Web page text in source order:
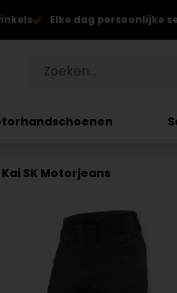
Elke dag persoonlijke
Kai SK Motorjeans